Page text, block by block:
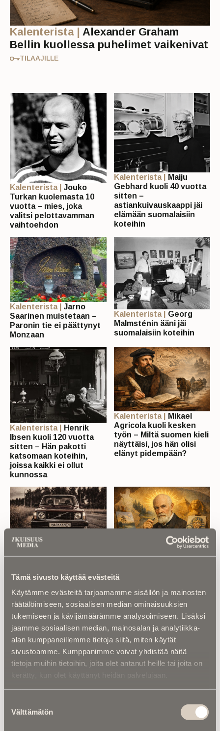
Tämä sivusto käyttää evästeitä
Käytämme evästeitä tarjoamamme sisällön ja mainosten
räätälöimiseen, sosiaalisen median ominaisuuksien
tukemiseen ja kävijämäärämme analysoimiseen. Lisäksi
jaamme sosiaalisen median, mainosalan ja analytiikka-
alan kumppaneillemme tietoja siitä, miten käytät
sivustoamme. Kumppanimme voivat yhdistää näitä
tietoja muihin tietoihin, joita olet antanut heille tai joita on
kerätty, kun olet käyttänyt heidän palvelujaan.
valinta
Välttämätön
Kalenterista |
Alexander Graham
Bellin kuollessa puhelimet vaikenivat
TILAAJILLE
Kalenterista |
Jouko
Turkan kuolemasta 10
vuotta – mies, joka
valitsi pelottavamman
vaihtoehdon
Kalenterista |
Maiju
Gebhard kuoli 40 vuotta
sitten –
astiankuivauskaappi jäi
elämään suomalaisiin
koteihin
Kalenterista |
Jarno
Saarinen muistetaan –
Paronin tie ei päättynyt
Monzaan
Kalenterista |
Georg
Malmsténin ääni jäi
suomalaisiin koteihin
Kalenterista |
Henrik
Ibsen kuoli 120 vuotta
sitten – Hän pakotti
katsomaan koteihin,
joissa kaikki ei ollut
kunnossa
Kalenterista |
Mikael
Agricola kuoli kesken
työn – Miltä suomen kieli
näyttäisi, jos hän olisi
elänyt pidempään?
Kalenterista | Volvo-
Pakoautosta syntyi
Kalenterista | Sigurd
joka ei suostunut
Kalenterista |
Kuningatar Viktoria –